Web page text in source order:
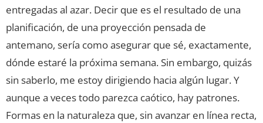
entregadas al azar. Decir que es el resultado de una
planificación, de una proyección pensada de
antemano, sería como asegurar que sé, exactamente,
dónde estaré la próxima semana. Sin embargo, quizás
sin saberlo, me estoy dirigiendo hacia algún lugar. Y
aunque a veces todo parezca caótico, hay patrones.
Formas en la naturaleza que, sin avanzar en línea recta,